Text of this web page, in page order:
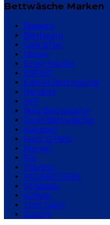
Bettwäsche Marken
Bassetti
Bierbaum
CelinaTex
Disney
Erwin Müller
ESPRIT
Estella Bettwäsche
Herding
HIP
Ikea Bettwäsche
Joop! Bettwäsche
Kaeppel
Marc O'Polo
Marvel
Pip
Playboy
POLARSTERN
Schiesser
s.Oliver
Tom Tailor
Zucchi